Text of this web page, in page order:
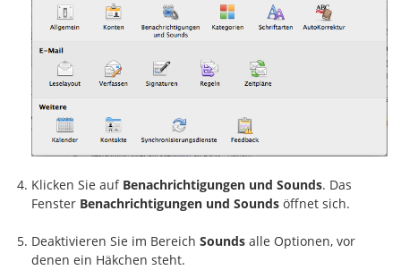
Klicken Sie auf Benachrichtigungen und Sounds. Das
Fenster Benachrichtigungen und Sounds öffnet sich.
Deaktivieren Sie im Bereich Sounds alle Optionen, vor
denen ein Häkchen steht.